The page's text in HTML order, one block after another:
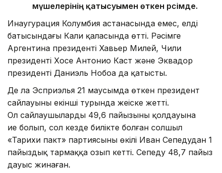
мүшелерінің қатысуымен өткен рәсімде.
Инаугурация Колумбия астанасында емес, елдің
батысындағы Кали қаласында өтті. Рәсімге
Аргентина президенті Хавьер Милей, Чили
президенті Хосе Антонио Каст және Эквадор
президенті Даниэль Нобоа да қатысты.
Де ла Эсприэлья 21 маусымда өткен президент
сайлауының екінші турында жеңіске жетті.
Ол сайлаушылардың 49,6 пайызының қолдауына
ие болып, сол кезде билікте болған солшыл
«Тарихи пакт» партиясының өкілі Иван Сепедудан 1
пайыздық тармаққа озып кетті. Сепеду 48,7 пайыз
дауыс жинаған.